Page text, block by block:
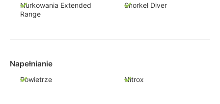
Nurkowania Extended
Range
Snorkel Diver
Napełnianie
Powietrze Nitrox